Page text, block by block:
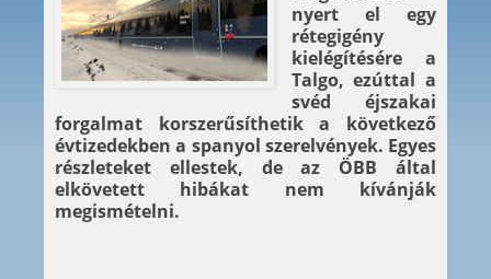
nyert el egy
rétegigény
kielégítésére a
Talgo, ezúttal a
svéd éjszakai
forgalmat korszerűsíthetik a következő
évtizedekben a spanyol szerelvények. Egyes
részleteket ellestek, de az ÖBB által
elkövetett hibákat nem kívánják
megismételni.